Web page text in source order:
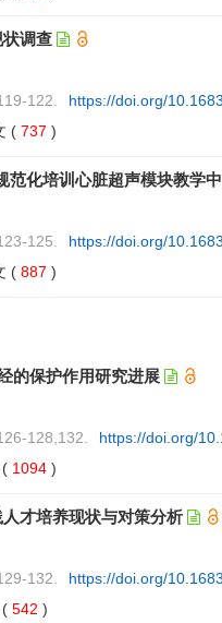
调查
122.
https://doi.org/
( 737 )
范化培训心脏超声模块教学
125.
https://doi.org/
( 887 )
的保护作用研究进展
128,132.
https://doi.org/
( 1094 )
才培养现状与对策分析
132.
https://doi.org/
( 542 )